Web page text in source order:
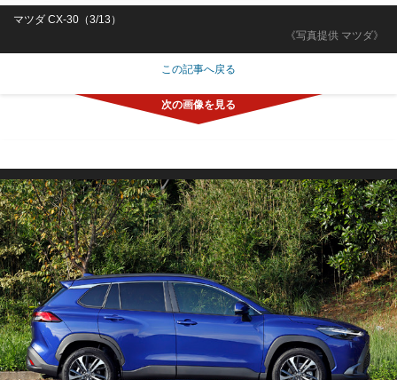
《写真提供 マツダ》
マツダ CX-30（3/13）
この記事へ戻る